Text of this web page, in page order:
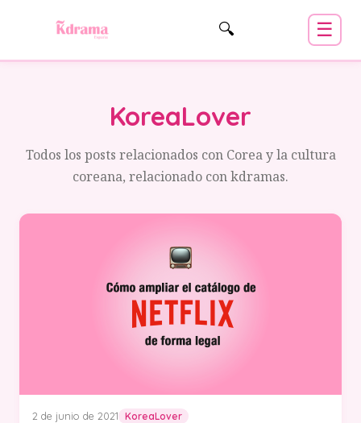
🔍 ☰
KoreaLover
Todos los posts relacionados con Corea y la cultura
coreana, relacionado con kdramas.
2 de junio de 2021 KoreaLover